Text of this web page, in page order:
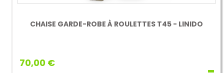
CHAISE GARDE-ROBE À ROULETTES T45 - LINIDO
70,00 €